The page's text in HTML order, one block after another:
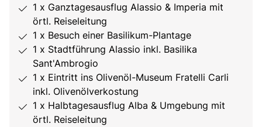
1 x Ganztagesausflug Alassio & Imperia mit
örtl. Reiseleitung
1 x Besuch einer Basilikum-Plantage
1 x Stadtführung Alassio inkl. Basilika
Sant'Ambrogio
1 x Eintritt ins Olivenöl-Museum Fratelli Carli
inkl. Olivenölverkostung
1 x Halbtagesausflug Alba & Umgebung mit
örtl. Reiseleitung